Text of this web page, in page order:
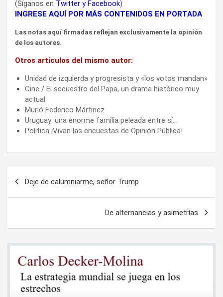
(Síganos en Twitter yFacebook)
INGRESE AQUÍ POR MÁS CONTENIDOS EN PORTADA
Las notas aquí firmadas reflejan exclusivamente la opinión
de los autores.
Otros artículos del mismo autor:
Unidad de izquierda y progresista y «los votos mandan»
Cine / El secuestro del Papa, un drama histórico muy
actual
Murió Federico Mártinez
Uruguay: una enorme familia peleada entre sí…
Política ¡Vivan las encuestas de Opinión Pública!
Deje de calumniarme, señor Trump
De alternancias y asimetrías